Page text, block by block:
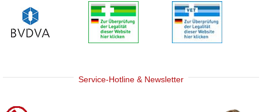
Service-Hotline & Newsletter